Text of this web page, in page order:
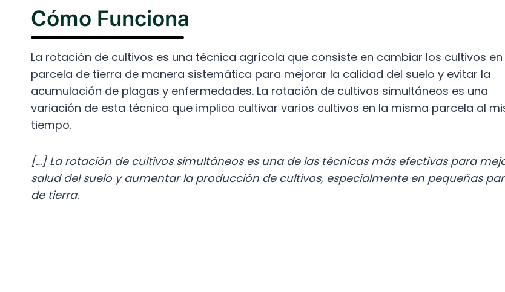
Cómo Funciona
La rotación de cultivos es una técnica agrícola que consiste en cambiar los cultivos en
parcela de tierra de manera sistemática para mejorar la calidad del suelo y evitar la
acumulación de plagas y enfermedades. La rotación de cultivos simultáneos es una
variación de esta técnica que implica cultivar varios cultivos en la misma parcela al
tiempo.
[…] La rotación de cultivos simultáneos es una de las técnicas más efectivas para
salud del suelo y aumentar la producción de cultivos, especialmente en pequeñas
de tierra.